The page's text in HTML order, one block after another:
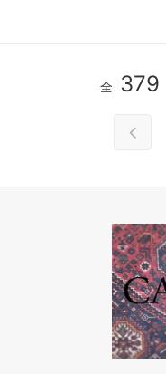
全 379